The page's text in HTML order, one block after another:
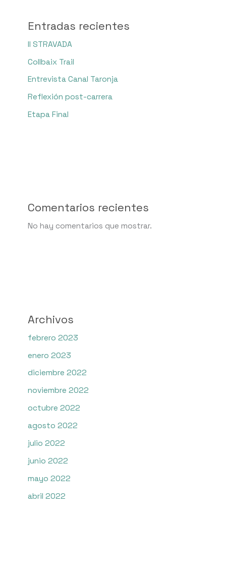
Entradas recientes
II STRAVADA
Collbaix Trail
Entrevista Canal Taronja
Reflexión post-carrera
Etapa Final
Comentarios recientes
No hay comentarios que mostrar.
Archivos
febrero 2023
enero 2023
diciembre 2022
noviembre 2022
octubre 2022
agosto 2022
julio 2022
junio 2022
mayo 2022
abril 2022